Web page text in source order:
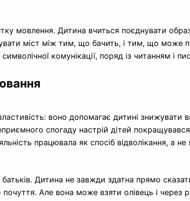
мовлення. Дитина вчиться поєднувати
міст між тим, що бачить, і тим, що може
комунікації, поряд із читанням і
воно допомагає дитині знижувати
спогаду настрій дітей
працювала як спосіб відволікання, а
Дитина не завжди здатна прямо
Але вона може взяти олівець і через